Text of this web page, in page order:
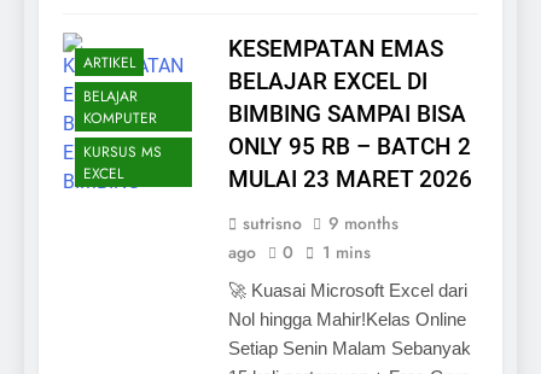
ARTIKEL
BELAJAR
KOMPUTER
KURSUS MS
EXCEL
KESEMPATAN EMAS
BELAJAR EXCEL DI
BIMBING SAMPAI BISA
ONLY 95 RB – BATCH 2
MULAI 23 MARET 2026
sutrisno
9 months
ago
0 1 mins
🚀 Kuasai Microsoft Excel dari
Nol hingga Mahir!Kelas Online
Setiap Senin Malam Sebanyak